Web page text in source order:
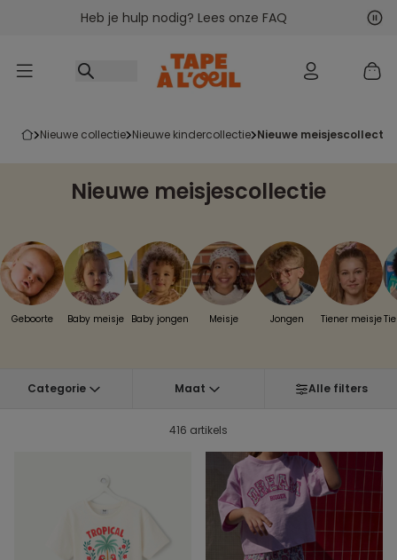
Ga naar inhoudHeb je hulp nodig? Lees onze FAQ
nieuwe collectie nieuwe kindercollectie nieuwe meisjescollectie
Nieuwe meisjescollectie
Geboorte Baby meisje Baby jongen Meisje Jongen Tiener meisje
Categorie Maat Alle filters
416 artikels